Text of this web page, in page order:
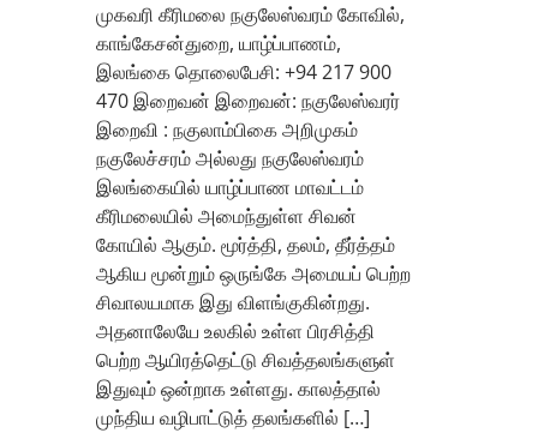
முகவரி கீரிமலை நகுலேஸ்வரம் கோவில்,
காங்கேசன்துறை, யாழ்ப்பாணம்,
இலங்கை தொலைபேசி: +94 217 900
470 இறைவன் இறைவன்: நகுலேஸ்வரர்
இறைவி : நகுலாம்பிகை அறிமுகம்
நகுலேச்சரம் அல்லது நகுலேஸ்வரம்
இலங்கையில் யாழ்ப்பாண மாவட்டம்
கீரிமலையில் அமைந்துள்ள சிவன்
கோயில் ஆகும். மூர்த்தி, தலம், தீர்த்தம்
ஆகிய மூன்றும் ஒருங்கே அமையப் பெற்ற
சிவாலயமாக இது விளங்குகின்றது.
அதனாலேயே உலகில் உள்ள பிரசித்தி
பெற்ற ஆயிரத்தெட்டு சிவத்தலங்களுள்
இதுவும் ஒன்றாக உள்ளது. காலத்தால்
முந்திய வழிபாட்டுத் தலங்களில் […]